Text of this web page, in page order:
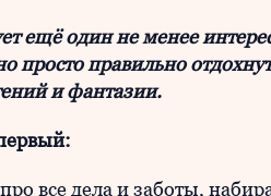
ещё один не менее
просто правильно
и фантазии.
про все дела и заботы,